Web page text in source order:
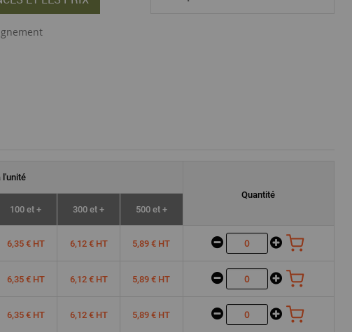
100 et + 300 et + 500 et +
Quantité
6,35 € HT 6,12 € HT 5,89 € HT
6,35 € HT 6,12 € HT 5,89 € HT
6,35 € HT 6,12 € HT 5,89 € HT